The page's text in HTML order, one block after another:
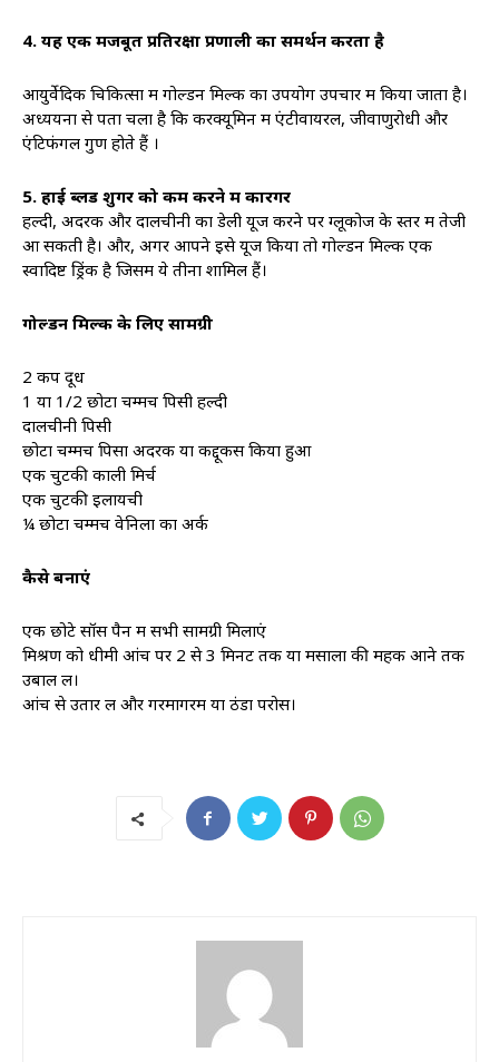
4. यह एक मजबूत प्रतिरक्षा प्रणाली का समर्थन करता है
आयुर्वेदिक चिकित्सा में गोल्डन मिल्क का उपयोग उपचार में किया जाता है।
अध्ययनों से पता चला है कि करक्यूमिन में एंटीवायरल, जीवाणुरोधी और
एंटिफंगल गुण होते हैं ।
5. हाई ब्लड शुगर को कम करने में कारगर
हल्दी, अदरक और दालचीनी का डेली यूज करने पर ग्लूकोज के स्तर में तेजी
आ सकती है। और, अगर आपने इसे यूज किया तो गोल्डन मिल्क एक
स्वादिष्ट ड्रिंक है जिसमें ये तीनों शामिल हैं।
गोल्डन मिल्क के लिए सामग्री
2 कप दूध
1 या 1/2 छोटा चम्मच पिसी हल्दी
दालचीनी पिसी
छोटा चम्मच पिसा अदरक या कद्दूकस किया हुआ
एक चुटकी काली मिर्च
एक चुटकी इलायची
¼ छोटा चम्मच वेनिला का अर्क
कैसे बनाएं
एक छोटे सॉस पैन में सभी सामग्री मिलाएं
मिश्रण को धीमी आंच पर 2 से 3 मिनट तक या मसालों की महक आने तक
उबाल लें।
आंच से उतार लें और गरमागरम या ठंडा परोसें।